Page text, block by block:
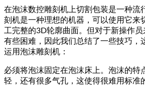
在泡沫数控雕刻机上切割包装是一种流
刻机是一种理想的机器，可以使用它来
工完整的3D轮廓曲面。但对于新操作
有些困难，因此我们总结了一些技巧，
运用泡沫雕刻机：
必须将泡沫固定在泡沫床上。泡沫的特
轻，还有很多气孔，这使得很难用标准